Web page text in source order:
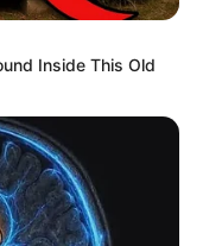
247 90 86
@gmail.com
Inside This Old